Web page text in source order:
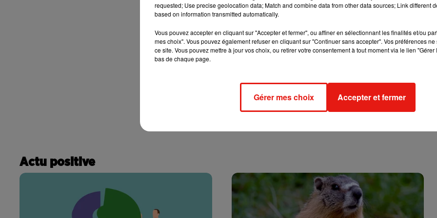
Actu positive
requested; Use precise geolocation data; Match and combine data from other data sources; Link different
based on information transmitted automatically.
Vous pouvez accepter en cliquant sur "Accepter et fermer", ou affiner en sélectionnant les finalités et/ou
mes choix". Vous pouvez également refuser en cliquant sur "Continuer sans accepter". Vos préférences
ce site. Vous pouvez mettre à jour vos choix, ou retirer votre consentement à tout moment via le lien
bas de chaque page.
Gérer mes choix Accepter et fermer